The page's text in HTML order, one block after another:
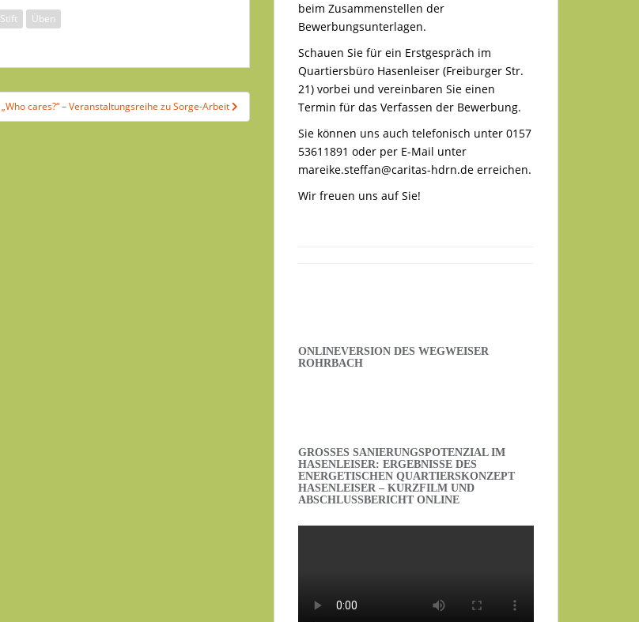
Stift Üben
„Who cares?“ – Veranstaltungsreihe zu Sorge-Arbeit
beim Zusammenstellen der
Bewerbungsunterlagen.
Schauen Sie für ein Erstgespräch im
Quartiersbüro Hasenleiser (Freiburger Str.
21) vorbei und vereinbaren Sie einen
Termin für das Verfassen der Bewerbung.
Sie können uns auch telefonisch unter 0157
53611891 oder per E-Mail unter
mareike.steffan@caritas-hdrn.de erreichen.
Wir freuen uns auf Sie!
ONLINEVERSION DES WEGWEISER
ROHRBACH
GROSSES SANIERUNGSPOTENZIAL IM H
ASENLEISER: ERGEBNISSE DES E
NERGETISCHEN QUARTIERSKONZEPT H
ASENLEISER – KURZFILM UND A
BSCHLUSSBERICHT ONLINE